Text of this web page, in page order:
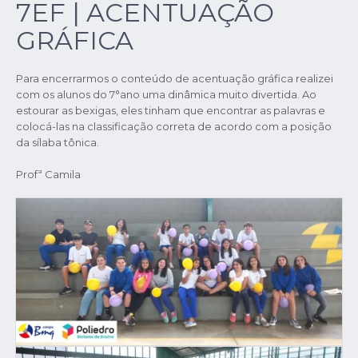
7EF | ACENTUAÇÃO
GRÁFICA
Para encerrarmos o conteúdo de acentuação gráfica realizei
com os alunos do 7°ano uma dinâmica muito divertida. Ao
estourar as bexigas, eles tinham que encontrar as palavras e
colocá-las na classificação correta de acordo com a posição
da sílaba tônica.
Profª Camila